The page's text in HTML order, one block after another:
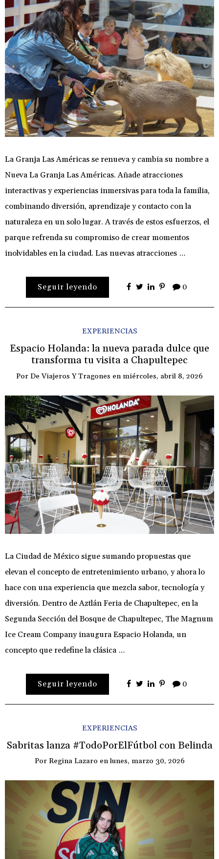
La Granja Las Américas se renueva y cambia su nombre a
Nueva La Granja Las Américas. Añade atracciones
interactivas y experiencias inmersivas para toda la familia,
combinando diversión, aprendizaje y contacto con la
naturaleza en un solo lugar. A través de estos esfuerzos, el
parque refrenda su compromiso de crear momentos
inolvidables en la ciudad. Las nuevas atracciones …
Seguir leyendo 0
EXPERIENCIAS
Espacio Holanda: la nueva parada dulce que
transforma tu visita a Chapultepec
Por De Viajeros Y Tragones enmiércoles, abril 8, 2026
La Ciudad de México sigue sumando propuestas que
elevan el concepto de entretenimiento urbano, y ahora lo
hace con una experiencia que mezcla sabor, tecnología y
diversión. Dentro de Aztlán Feria de Chapultepec, en la
Segunda Sección del Bosque de Chapultepec, The Magnum
Ice Cream Company inaugura Espacio Holanda, un
concepto que redefine la clásica …
Seguir leyendo 0
EXPERIENCIAS
Sabritas lanza #TodoPorElFútbol con Belinda
Por Regina Lazaro enlunes, marzo 30, 2026